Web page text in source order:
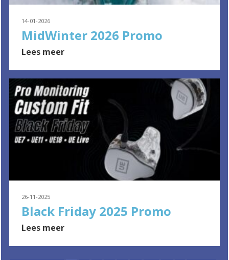
14-01-2026
MidWinter 2026 Promo
Lees meer
26-11-2025
Black Friday 2025 Promo
Lees meer